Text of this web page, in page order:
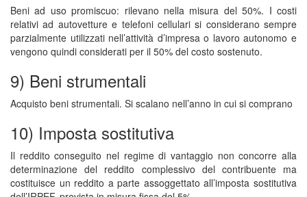
Beni ad uso promiscuo: rilevano nella misura del 50%. I costi
relativi ad autovetture e telefoni cellulari si considerano sempre
parzialmente utilizzati nell’attività d’impresa o lavoro autonomo e
vengono quindi considerati per il 50% del costo sostenuto.
9) Beni strumentali
Acquisto beni strumentali. Si scalano nell’anno in cui si comprano
10) Imposta sostitutiva
Il reddito conseguito nel regime di vantaggio non concorre alla
determinazione del reddito complessivo del contribuente ma
costituisce un reddito a parte assoggettato all’imposta sostitutiva